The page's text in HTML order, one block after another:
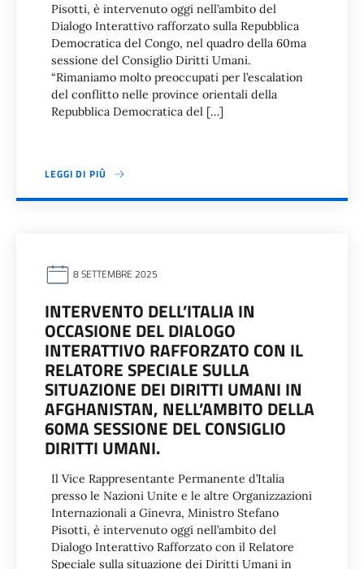
Pisotti, è intervenuto oggi nell’ambito del
Dialogo Interattivo rafforzato sulla Repubblica
Democratica del Congo, nel quadro della 60ma
sessione del Consiglio Diritti Umani.
“Rimaniamo molto preoccupati per l’escalation
del conflitto nelle province orientali della
Repubblica Democratica del […]
LEGGI DI PIÙ
8 SETTEMBRE 2025
INTERVENTO DELL’ITALIA IN
OCCASIONE DEL DIALOGO
INTERATTIVO RAFFORZATO CON IL
RELATORE SPECIALE SULLA
SITUAZIONE DEI DIRITTI UMANI IN
AFGHANISTAN, NELL’AMBITO DELLA
60MA SESSIONE DEL CONSIGLIO
DIRITTI UMANI.
Il Vice Rappresentante Permanente d’Italia
presso le Nazioni Unite e le altre Organizzazioni
Internazionali a Ginevra, Ministro Stefano
Pisotti, è intervenuto oggi nell’ambito del
Dialogo Interattivo Rafforzato con il Relatore
Speciale sulla situazione dei Diritti Umani in